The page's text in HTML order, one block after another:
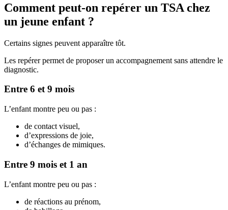
Comment peut-on repérer un TSA chez
un jeune enfant ?
Certains signes peuvent apparaître tôt.
Les repérer permet de proposer un accompagnement sans attendre le
diagnostic.
Entre 6 et 9 mois
L’enfant montre peu ou pas :
de contact visuel,
d’expressions de joie,
d’échanges de mimiques.
Entre 9 mois et 1 an
L’enfant montre peu ou pas :
de réactions au prénom,